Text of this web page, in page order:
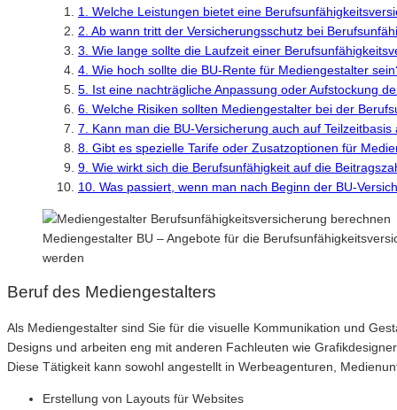
1. Welche Leistungen bietet eine
2. Ab wann tritt der Versicherungsschutz bei
3. Wie lange sollte die Laufzeit einer
4. Wie hoch sollte die BU-Rente für Mediengestalter
5. Ist eine nachträgliche Anpassung oder Aufstockung
6. Welche Risiken sollten Mediengestalter bei der
7. Kann man die BU-Versicherung auch auf Teilzeitbasis
8. Gibt es spezielle Tarife oder Zusatzoptionen für
9. Wie wirkt sich die Berufsunfähigkeit auf die
10. Was passiert, wenn man nach Beginn der BU-
Mediengestalter BU – Angebote für die
werden
Beruf des Mediengestalters
Als Mediengestalter sind Sie für die visuelle Kommunikation und
Designs und arbeiten eng mit anderen Fachleuten wie
Diese Tätigkeit kann sowohl angestellt in Werbeagenturen,
Erstellung von Layouts für Websites